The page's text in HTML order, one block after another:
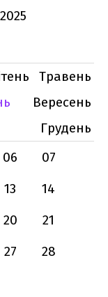
2025
Травень
Вересень
Грудень
06
07
13
14
20
21
27
28